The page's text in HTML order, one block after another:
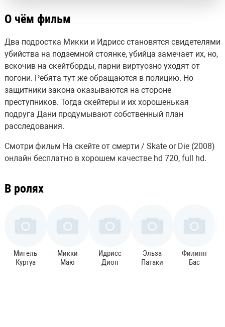
О чём фильм
Два подростка Микки и Идрисс становятся свидетелями
убийства на подземной стоянке, убийца замечает их, но,
вскочив на скейтборды, парни виртуозно уходят от
погони. Ребята тут же обращаются в полицию. Но
защитники закона оказываются на стороне
преступников. Тогда скейтеры и их хорошенькая
подруга Дани продумывают собственный план
расследования.
Смотри фильм На скейте от смерти / Skate or Die (2008)
онлайн бесплатно в хорошем качестве hd 720, full hd.
В ролях
Мигель
Куртуа
Микки
Маю
Идрисс
Диоп
Эльза
Патаки
Филипп
Бас